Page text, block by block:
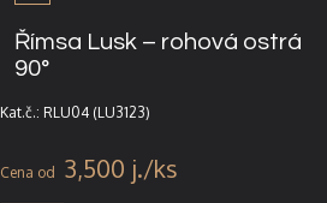
Římsa Lusk – rohová ostrá
90°
Kat.č.: RLU04 (LU3123)
3,500 j.